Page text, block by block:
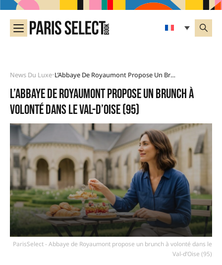
News Du Luxe• L’Abbaye De Royaumont Propose Un Brunch À Volonté Dans Le Val-D’Oise (95)
L’Abbaye de Royaumont propose un brunch à
volonté dans le Val-d’Oise (95)
ParisSelect - Abbaye de Royaumont propose un brunch à volonté dans le
Val-d’Oise (95)